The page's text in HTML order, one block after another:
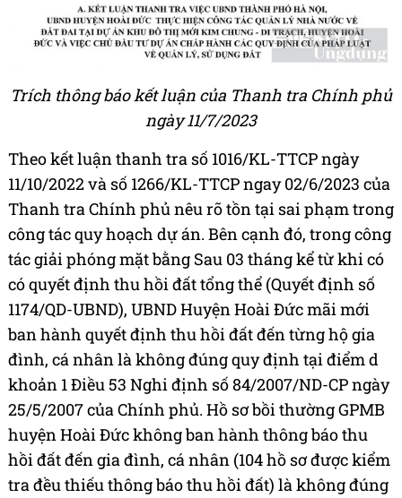
Trích thông báo kết luận của Thanh tra Chính phủ
ngày 11/7/2023
Theo kết luận thanh tra số 1016/KL-TTCP ngày
11/10/2022 và số 1266/KL-TTCP ngay 02/6/2023 của
Thanh tra Chính phủ nêu rõ tồn tại sai phạm trong
công tác quy hoạch dự án. Bên cạnh đó, trong công
tác giải phóng mặt bằng Sau 03 tháng kể từ khi có
có quyết định thu hồi đất tổng thể (Quyết định số
1174/QD-UBND), UBND Huyện Hoài Đức mãi mới
ban hành quyết định thu hồi đất đến từng hộ gia
đình, cá nhân là không đúng quy định tại điểm d
khoản 1 Điều 53 Nghi định số 84/2007/ND-CP ngày
25/5/2007 của Chính phủ. Hồ sơ bồi thường GPMB
huyện Hoài Đức không ban hành thông báo thu
hồi đất đến gia đình, cá nhân (104 hồ sơ được kiểm
tra đều thiếu thông báo thu hồi đất) là không đúng